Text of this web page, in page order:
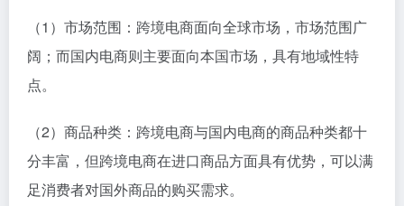
（1）市场范围：跨境电商面向全球市场，市场范围广
阔；而国内电商则主要面向本国市场，具有地域性特
点。
（2）商品种类：跨境电商与国内电商的商品种类都十
分丰富，但跨境电商在进口商品方面具有优势，可以满
足消费者对国外商品的购买需求。